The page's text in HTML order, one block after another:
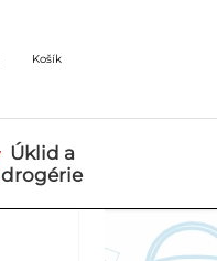
Košík
Úklid a
drogérie